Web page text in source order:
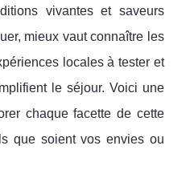
vivantes et saveurs
mieux vaut connaître les
locales à tester et
le séjour. Voici une
chaque facette de cette
que soient vos envies ou